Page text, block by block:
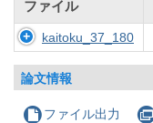
ファイル
kaitoku_37_180
論文情報
ファイル出力